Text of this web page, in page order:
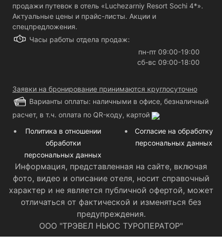
продажи путевок в отель «Luchezarniy Resort Sochi 4*».
Актуальные цены и прайс-листы. Акции и
спецпредложения.
Часы работы отдела продаж:
пн-пт 09:00-19:00
сб-вс 09:00-18:00
Заявки на бронирование принимаются круглосуточно
Варианты оплаты: наличными в офисе, безналичный
расчет, в т.ч. оплата по QR-коду, картой
Политика в отношении
обработки
персональных данных
Согласие на обработку
персональных данных
Информация, представленная на сайте, включая
фото, видео и описание отеля, носит справочный
характер и не является публичной офертой, может
отличаться от фактической и изменяться без
предупреждения.
ООО "ТРЭВЕЛ НЬЮС ТУРОПЕРАТОР"